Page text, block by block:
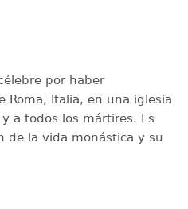
por haber
Roma, Italia, en una iglesia
a todos los mártires. Es
de la vida monástica y su